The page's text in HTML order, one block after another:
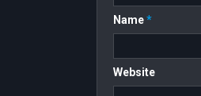
Name*
Website